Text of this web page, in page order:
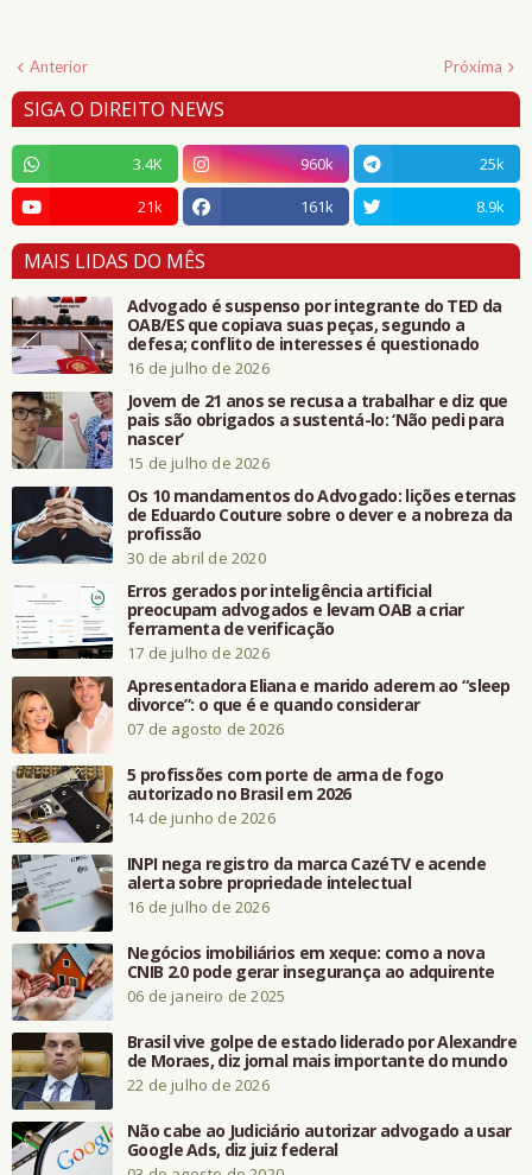
Anterior Próxima
SIGA O DIREITO NEWS
3.4K 960k
25k
21k
161k 8.9k
MAIS LIDAS DO MÊS
Advogado é suspenso por integrante do TED da
OAB/ES que copiava suas peças, segundo a
defesa; conflito de interesses é questionado
16 de julho de 2026
Jovem de 21 anos se recusa a trabalhar e diz que
pais são obrigados a sustentá-lo: ‘Não pedi para
nascer’
15 de julho de 2026
Os 10 mandamentos do Advogado: lições eternas
de Eduardo Couture sobre o dever e a nobreza da
profissão
30 de abril de 2020
Erros gerados por inteligência artificial
preocupam advogados e levam OAB a criar
ferramenta de verificação
17 de julho de 2026
Apresentadora Eliana e marido aderem ao “sleep
divorce”: o que é e quando considerar
07 de agosto de 2026
5 profissões com porte de arma de fogo
autorizado no Brasil em 2026
14 de junho de 2026
INPI nega registro da marca CazéTV e acende
alerta sobre propriedade intelectual
16 de julho de 2026
Negócios imobiliários em xeque: como a nova
CNIB 2.0 pode gerar insegurança ao adquirente
06 de janeiro de 2025
Brasil vive golpe de estado liderado por Alexandre
de Moraes, diz jornal mais importante do mundo
22 de julho de 2026
Não cabe ao Judiciário autorizar advogado a usar
Google Ads, diz juiz federal